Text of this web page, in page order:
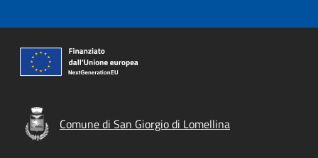
Comune di San Giorgio di Lomellina